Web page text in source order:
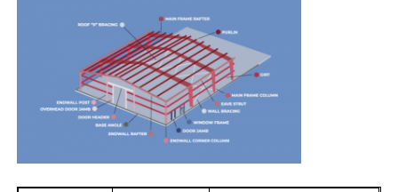
Fabrika turu
Kalite kontrol